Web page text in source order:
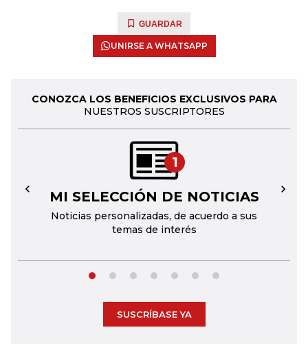
GUARDAR
UNIRSE A WHATSAPP
CONOZCA LOS BENEFICIOS EXCLUSIVOS PARA
NUESTROS SUSCRIPTORES
1
MI SELECCIÓN DE NOTICIAS
Noticias personalizadas, de acuerdo a sus
temas de interés
← →
SUSCRÍBASE YA